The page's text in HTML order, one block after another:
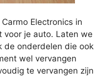
Electronics in
voor je auto. Laten we
de onderdelen die ook
wel vervangen
te vervangen zijn